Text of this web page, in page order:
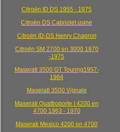
Citroën ID DS 1955 - 1975
Citroën DS Cabriolet usine
Citroën ID-DS Henry Chapron
Citroën SM 2700 en 3000 1970
-1975
Maserati 3500 GT Touring1957-
1964
Maserati 3500 Vignale
Maserati Quattroporte I 4200 en
4700 1963 - 1970
Maserati Mexico 4200 en 4700